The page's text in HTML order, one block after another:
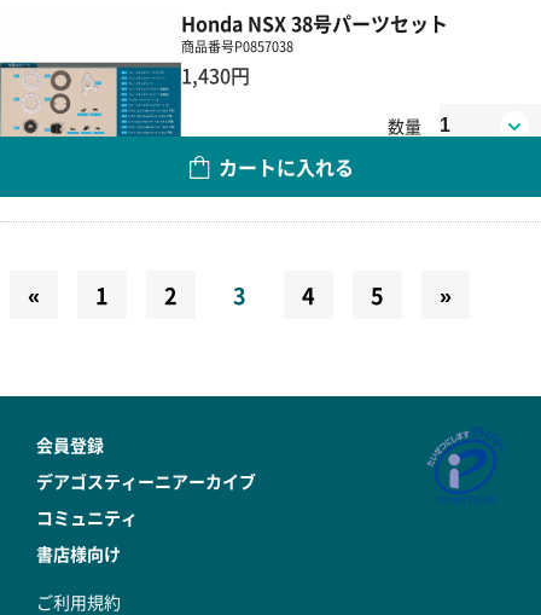
Honda NSX 38号パーツセット
商品番号P0857038
1,430円
数量
カートに入れる
« 1 2 3 4 5 »
会員登録
デアゴスティーニアーカイブ
コミュニティ
書店様向け
ご利用規約